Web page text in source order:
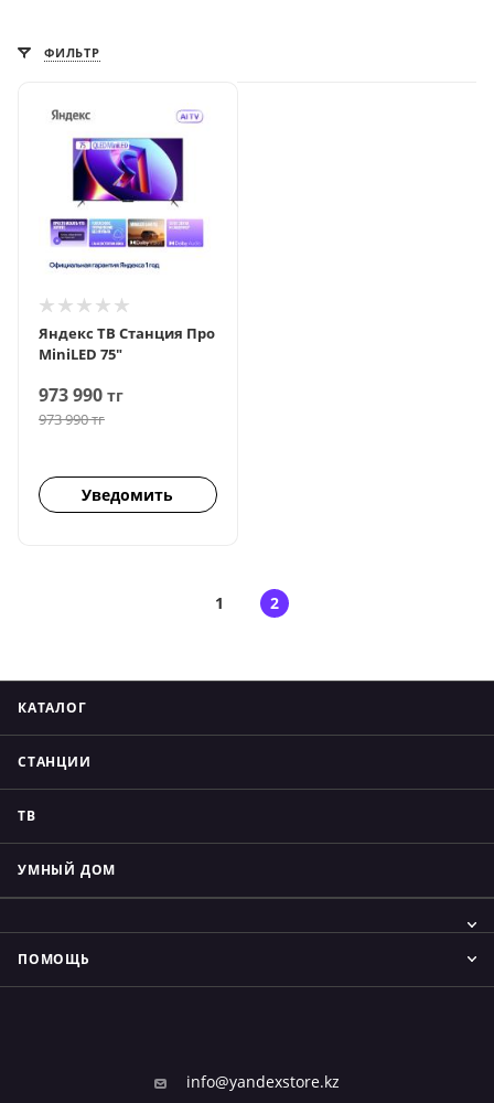
ФИЛЬТР
Яндекс ТВ Станция Про
MiniLED 75"
973 990 тг
973 990тг
Уведомить
1 2
КАТАЛОГ
СТАНЦИИ
ТВ
УМНЫЙ ДОМ
ПОМОЩЬ
info@yandexstore.kz